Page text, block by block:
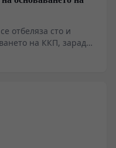
отбеляза сто и
на ККП, заради
с Павел“ ще видим